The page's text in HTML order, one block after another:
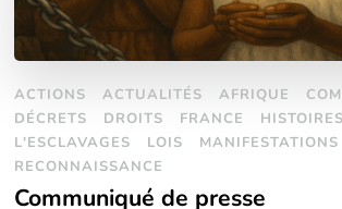
ACTIONS ACTUALITÉS AFRIQUE
DÉCRETS
DROITS FRANCE
HISTOIRES
L'ESCLAVAGES
LOIS MANIFESTATIONS
RECONNAISSANCE
Communiqué de presse